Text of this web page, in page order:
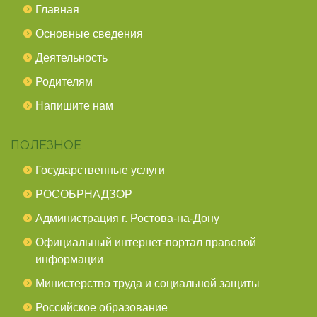
Главная
Основные сведения
Деятельность
Родителям
Напишите нам
ПОЛЕЗНОЕ
Государственные услуги
РОСОБРНАДЗОР
Администрация г. Ростова-на-Дону
Официальный интернет-портал правовой
информации
Министерство труда и социальной защиты
Российское образование